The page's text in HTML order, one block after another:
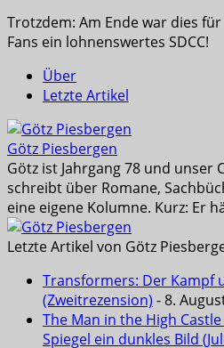
Trotzdem: Am Ende war dies
Fans ein lohnenswertes SDCC!
Über
Letzte Artikel
Götz Piesbergen
Götz ist Jahrgang 78 und unser
schreibt über Romane,
eine eigene Kolumne. Kurz: Er
Letzte Artikel von Götz
Transformers: Der Kampf
(Zweitrezension) - 8.
The Man in the High
Spiegel ein dunkles Bild